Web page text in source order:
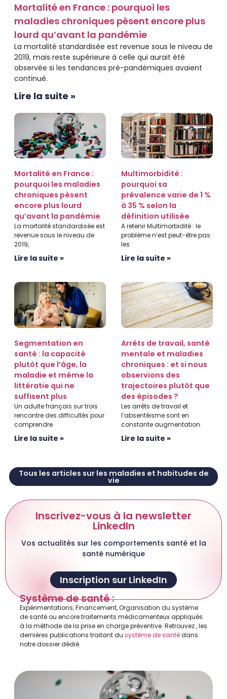
Mortalité en France : pourquoi les
maladies chroniques pèsent encore plus
lourd qu’avant la pandémie
La mortalité standardisée est revenue sous le niveau de
2019, mais reste supérieure à celle qui aurait été
observée si les tendances pré-pandémiques avaient
continué.
Lire la suite »
Mortalité en France :
pourquoi les maladies
chroniques pèsent
encore plus lourd
qu’avant la pandémie
La mortalité standardisée est
revenue sous le niveau de
2019,
Lire la suite »
Multimorbidité :
pourquoi sa
prévalence varie de 1 %
à 35 % selon la
définition utilisée
A retenir Multimorbidité : le
problème n’est peut-être pas
les
Lire la suite »
Segmentation en
santé : la capacité
plutôt que l’âge, la
maladie et même la
littératie qui ne
suffisent plus
Un adulte français sur trois
rencontre des difficultés pour
comprendre
Lire la suite »
Arrêts de travail, santé
mentale et maladies
chroniques : et si nous
observions des
trajectoires plutôt que
des épisodes ?
Les arrêts de travail et
l’absentéisme sont en
constante augmentation.
Lire la suite »
Tous les articles sur les maladies et habitudes de
vie
Inscrivez-vous à la newsletter
LinkedIn
Vos actualités sur les comportements santé et la
santé numérique
Inscription sur LinkedIn
Système de santé :
Expérimentations, Financement, Organisation du système
de santé ou encore traitements médicamenteux appliqués
à la méthode de la prise en charge préventive. Retrouvez , les
dernières publications traitant du système de santédans
notre dossier dédié.